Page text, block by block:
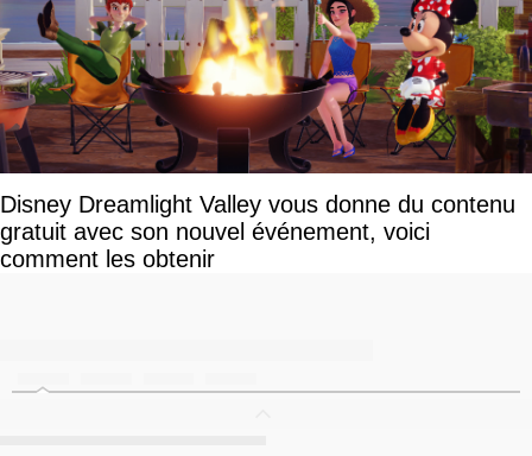
Disney Dreamlight Valley vous donne du contenu
gratuit avec son nouvel événement, voici
comment les obtenir